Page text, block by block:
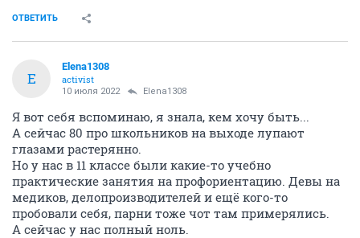
ОТВЕТИТЬ
E
Elena1308
activist
10 июля 2022 Elena1308
Я вот себя вспоминаю, я знала, кем хочу быть...
А сейчас 80 про школьников на выходе лупают
глазами растерянно.
Но у нас в 11 классе были какие-то учебно
практические занятия на профориентацию. Девы на
медиков, делопроизводителей и ещё кого-то
пробовали себя, парни тоже чот там примерялись.
А сейчас у нас полный ноль.